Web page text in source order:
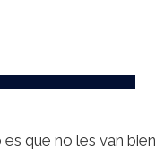
que no les van bien